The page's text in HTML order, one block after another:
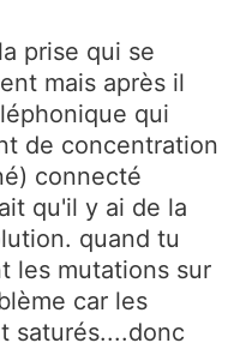
prise qui se
mais après il
qui
de concentration
connecté
qu'il y ai de la
quand tu
les mutations sur
car les
saturés....donc